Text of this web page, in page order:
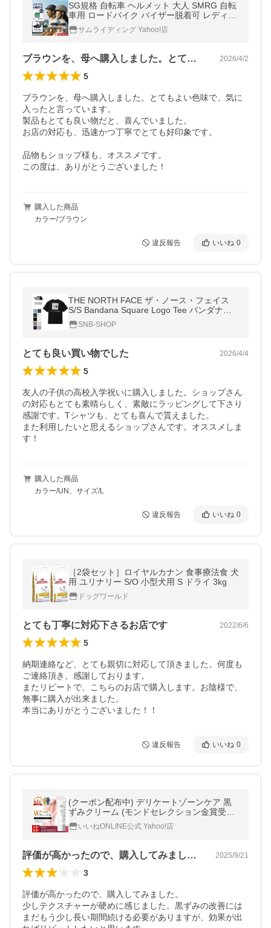
SG規格 自転車 ヘルメット 大人 SMRG 自転
車用 ロードバイク バイザー脱着可 レディー
ス メンズ 通学 通勤 M/L 55-60cm SR-UH
サムライディング Yahoo!店
ブラウンを、母へ購入しました。とてもよ… 2026/4/2
5
ブラウンを、母へ購入しました。とてもよい色味で、気に
入ったと言っています。
製品もとても良い物だと、喜んでいました。
お店の対応も、迅速かつ丁寧でとても好印象です。
品物もショップ様も、オススメです。
この度は、ありがとうございました！
購入した商品
カラー/ブラウン
違反報告 いいね 0
THE NORTH FACE ザ・ノース・フェイス
S/S Bandana Square Logo Tee バンダナス
クエアロゴティー NT32446 【半袖/速乾性/
日本正規品】【メール便・代引不可】
SNB-SHOP
とても良い買い物でした 2026/4/4
5
友人の子供の高校入学祝いに購入しました。ショップさん
の対応もとても素晴らしく、素敵にラッピングして下さり
感謝です。Tシャツも、とても喜んで貰えました。
また利用したいと思えるショップさんです。オススメしま
す！
購入した商品
カラー/UN、サイズ/L
違反報告 いいね 0
［2袋セット］ロイヤルカナン 食事療法食 犬
用 ユリナリー S/O 小型犬用 S ドライ 3kg
ドッグワールド
とても丁寧に対応下さるお店です 2022/6/6
5
納期連絡など、とても親切に対応して頂きました。何度も
ご連絡頂き、感謝しております。
またリピートで、こちらのお店で購入します。お陰様で、
無事に購入が出来ました。
違反報告 いいね 0
(クーポン配布中) デリケートゾーンケア 黒
ずみクリーム (モンドセレクション金賞受賞)
黒ずみ対策 美白 ボディクリーム VIO 色素沈
着 医薬部外品 50g
いいねONLINE公式 Yahoo!店
評価が高かったので、購入してみました。… 2025/9/21
3
評価が高かったので、購入してみました。
少しテクスチャーが硬めに感じました。黒ずみの改善には
まだもう少し長い期間続ける必要がありますが、効果が出